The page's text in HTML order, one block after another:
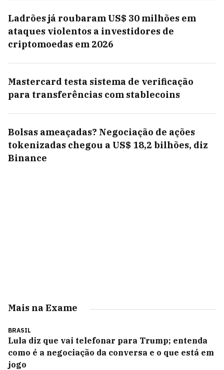
Ladrões já roubaram US$ 30 milhões em
ataques violentos a investidores de
criptomoedas em 2026
Mastercard testa sistema de verificação
para transferências com stablecoins
Bolsas ameaçadas? Negociação de ações
tokenizadas chegou a US$ 18,2 bilhões, diz
Binance
Mais na Exame
BRASIL
Lula diz que vai telefonar para Trump; entenda
como é a negociação da conversa e o que está em
jogo